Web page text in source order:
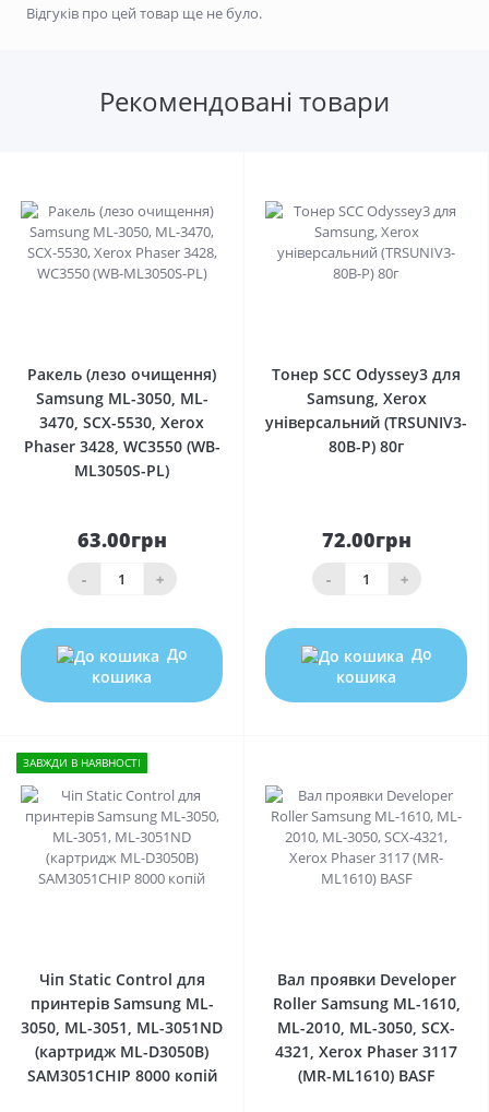
Відгуків про цей товар ще не було.
Рекомендовані товари
Ракель (лезо очищення)
Samsung ML-3050, ML-
3470, SCX-5530, Xerox
Phaser 3428, WC3550 (WB-
ML3050S-PL)
63.00грн
- +
До
кошика
Тонер SCC Odyssey3 для
Samsung, Xerox
універсальний (TRSUNIV3-
80B-P) 80г
72.00грн
- +
До
кошика
ЗАВЖДИ В НАЯВНОСТІ
Чіп Static Control для
принтерів Samsung ML-
3050, ML-3051, ML-3051ND
(картридж ML-D3050B)
SAM3051CHIP 8000 копій
Вал проявки Developer
Roller Samsung ML-1610,
ML-2010, ML-3050, SCX-
4321, Xerox Phaser 3117
(MR-ML1610) BASF